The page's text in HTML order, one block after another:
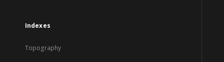
Indexes
Topography